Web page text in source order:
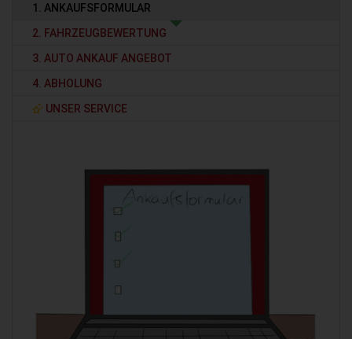
1. ANKAUFSFORMULAR
2. FAHRZEUGBEWERTUNG
3. AUTO ANKAUF ANGEBOT
4. ABHOLUNG
UNSER SERVICE